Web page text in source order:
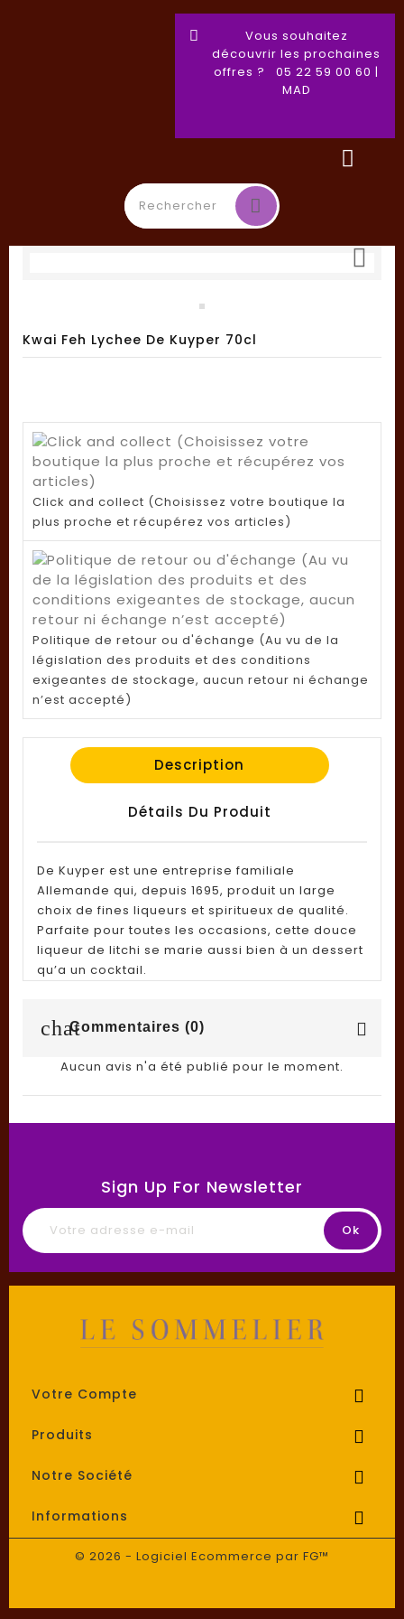
Vous souhaitez
découvrir les prochaines
offres ? 05 22 59 00 60 |
MAD

Kwai Feh Lychee De Kuyper 70cl
Click and collect (Choisissez votre boutique la
plus proche et récupérez vos articles)
Politique de retour ou d'échange (Au vu de la
législation des produits et des conditions
exigeantes de stockage, aucun retour ni échange
n’est accepté)
Description
Détails Du Produit
De Kuyper est une entreprise familiale
Allemande qui, depuis 1695, produit un large
choix de fines liqueurs et spiritueux de qualité.
Parfaite pour toutes les occasions, cette douce
liqueur de litchi se marie aussi bien à un dessert
qu’a un cocktail.
chatCommentaires (0)
Aucun avis n'a été publié pour le moment.
Sign Up For Newsletter
Votre Compte 
Produits 
Notre Société 
Informations 
© 2026 - Logiciel Ecommerce par FG™